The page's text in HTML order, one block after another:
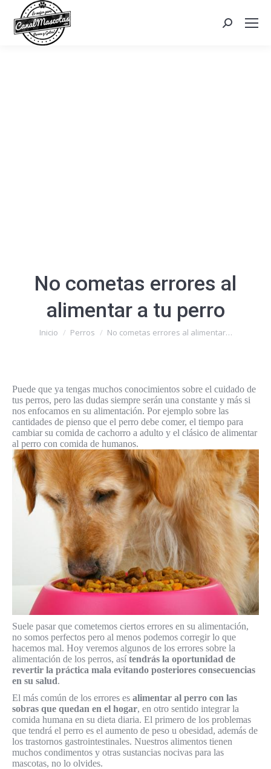
Search:
No cometas errores al
alimentar a tu perro
Estás aquí:
Inicio Perros No cometas errores al alimentar…
Puede que ya tengas muchos conocimientos sobre el cuidado de
tus perros, pero las dudas siempre serán una constante y más si
nos enfocamos en su alimentación. Por ejemplo sobre las
cantidades de pienso que el perro debe comer, el tiempo para
cambiar su comida de cachorro a adulto y el clásico de alimentar
al perro con comida de humanos.
Suele pasar que cometemos ciertos errores en su alimentación,
no somos perfectos pero al menos podemos corregir lo que
hacemos mal. Hoy veremos algunos de los errores sobre la
alimentación de los perros, así tendrás la oportunidad de
revertir la práctica mala evitando posteriores consecuencias
en su salud.
El más común de los errores es alimentar al perro con las
sobras que quedan en el hogar, en otro sentido integrar la
comida humana en su dieta diaria. El primero de los problemas
que tendrá el perro es el aumento de peso u obesidad, además de
los trastornos gastrointestinales. Nuestros alimentos tienen
muchos condimentos y otras sustancias nocivas para las
mascotas, no lo olvides.